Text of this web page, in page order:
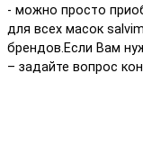
- можно просто
для всех масок
брендов.Если Вам
– задайте вопрос